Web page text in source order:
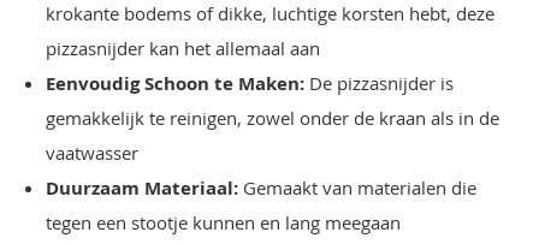
krokante bodems of dikke, luchtige korsten hebt, deze
pizzasnijder kan het allemaal aan
Eenvoudig Schoon te Maken: De pizzasnijder is
gemakkelijk te reinigen, zowel onder de kraan als in de
vaatwasser
Duurzaam Materiaal: Gemaakt van materialen die
tegen een stootje kunnen en lang meegaan